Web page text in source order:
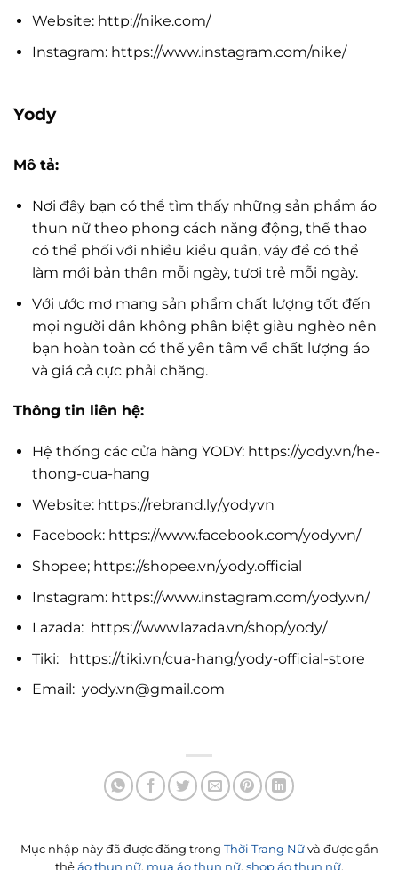
Website: http://nike.com/
Instagram: https://www.instagram.com/nike/
Yody
Mô tả:
Nơi đây bạn có thể tìm thấy những sản phẩm áo
thun nữ theo phong cách năng động, thể thao
có thể phối với nhiều kiểu quần, váy để có thể
làm mới bản thân mỗi ngày, tươi trẻ mỗi ngày.
Với ước mơ mang sản phẩm chất lượng tốt đến
mọi người dân không phân biệt giàu nghèo nên
bạn hoàn toàn có thể yên tâm về chất lượng áo
và giá cả cực phải chăng.
Thông tin liên hệ:
Hệ thống các cửa hàng YODY: https://yody.vn/he-
thong-cua-hang
Website: https://rebrand.ly/yodyvn
Facebook: https://www.facebook.com/yody.vn/
Shopee; https://shopee.vn/yody.official
Instagram: https://www.instagram.com/yody.vn/
Lazada: https://www.lazada.vn/shop/yody/
Tiki: https://tiki.vn/cua-hang/yody-official-store
Email: yody.vn@gmail.com
Mục nhập này đã được đăng trong Thời Trang Nữvà được gắn
thẻ áo thun nữ, mua áo thun nữ, shop áo thun nữ.